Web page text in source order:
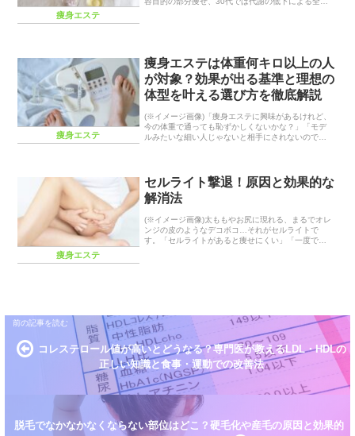
痩身エステ
痩身エステ
痩身エステは体重何キロ以上の人
が対象？効果が出る基準と理想の
体型を叶える選び方を徹底解説
(※イメージ画像)「痩身エステに興味があるけれど、
今の体重で通っても恥ずかしくないかな？」「モデ
ルみたいな細い人じゃないと相手にされないので
痩身エステ
セルライト撃退！原因と効果的な
解消法
(※イメージ画像)太ももやお尻に現れる、まるでオレ
ンジの皮のようなデコボコ…それがセルライトで
す。「セルライトがあると痩せにくい」「一度でき
コレステロール値が高いとどうなる？専門医が教えるLDL・HDLの
正しい知識と食事・運動での改善法
脱毛でなかなかなくならない部位はどこ？硬毛化や産毛の原因と効果的